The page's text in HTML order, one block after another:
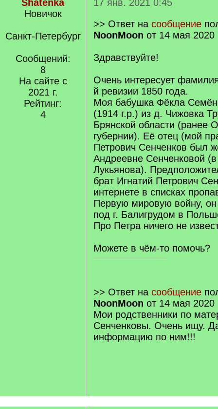
Shatenka
Новичок
Санкт-Петербург
Сообщений:
8
На сайте с
2021 г.
Рейтинг:
4
17 янв. 2021 0:45
>> Ответ на сообщение
NoonMoon от 14 мая 2020
Здравствуйте!
Очень интересует
й ревизии 1850 года.
Моя бабушка Фёкла
(1914 г.р.) из д. Чижовка
Брянской области (ранее
губернии). Её отец (мой
Петрович Сенченков был
Андреевне Сенченковой
Лукьянова).
брат Игнатий Петрович
интернете в списках
Первую мировую войну, он
под г. Балигрудом в
Про Петра ничего не
Можете в чём-то помочь?
>> Ответ на сообщение
NoonMoon от 14 мая 2020
Мои родственники по
Сенченковы. Очень ищу.
информацию по ним!!!